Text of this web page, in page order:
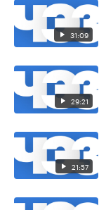
31:09
29:21
21:57